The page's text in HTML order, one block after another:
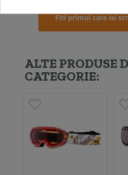
Fiti primul care isi
ALTE PRODUSE
CATEGORIE: